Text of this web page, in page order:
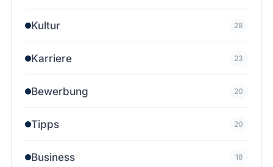
Kultur 28
Karriere 23
Bewerbung 20
Tipps 20
Business 18